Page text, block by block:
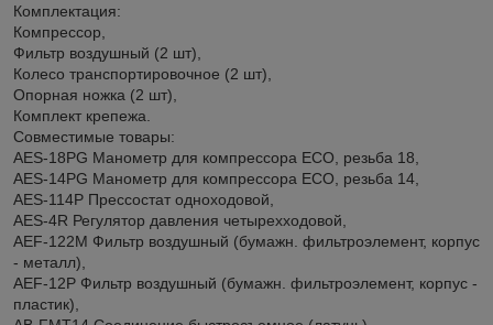
Комплектация:
Компрессор,
Фильтр воздушный (2 шт),
Колесо транспортировочное (2 шт),
Опорная ножка (2 шт),
Комплект крепежа.
Совместимые товары:
AES-18PG Манометр для компрессора ECO, резьба 18,
AES-14PG Манометр для компрессора ECO, резьба 14,
AES-114P Прессостат одноходовой,
AES-4R Регулятор давления четырехходовой,
AEF-122M Фильтр воздушный (бумажн. фильтроэлемент, корпус
- металл),
AEF-12P Фильтр воздушный (бумажн. фильтроэлемент, корпус -
пластик),